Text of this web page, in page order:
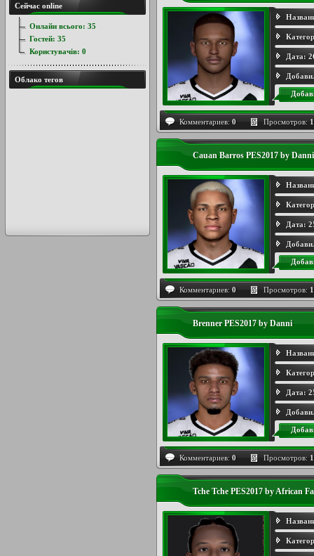
Дата:
Комментариев: 0 Просмотров:
Cauan Barros PES2017 by Danni
Дата:
Комментариев: 0 Просмотров:
Brenner PES2017 by Danni
Дата:
Комментариев: 0 Просмотров:
Tche Tche PES2017 by African
Сейчас online
Онлайн всього: 35
Гостей: 35
Користувачів: 0
Облако тегов